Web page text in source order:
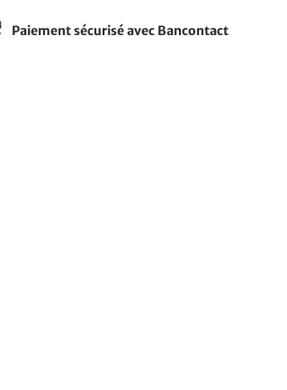
Paiement sécurisé avec Bancontact